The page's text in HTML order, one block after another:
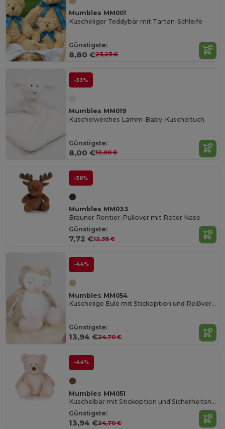
Mumbles MM001
Kuscheliger Teddybär mit Tartan-Schleife
Günstigste:
8,80 €23,23 €
-33%
Mumbles MM019
Kuschelweiches Lamm-Baby-Kuscheltuch
Günstigste:
8,00 €12,00 €
-38%
Mumbles MM033
Brauner Rentier-Pullover mit Roter Nase
Günstigste:
7,72 €12,38 €
-44%
Mumbles MM054
Kuschelige Eule mit Stickoption und Reißverschluss
Günstigste:
13,94 €24,70 €
-44%
Mumbles MM051
Kuschelbär mit Stickoption und Sicherheitsnorm
Günstigste:
13,94 €24,70 €